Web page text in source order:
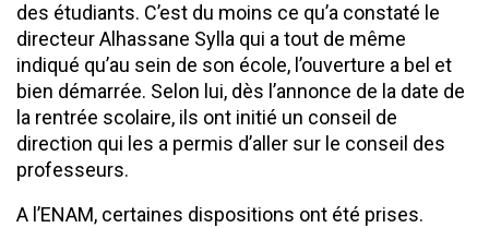
des étudiants. C’est du moins ce qu’a constaté le
directeur Alhassane Sylla qui a tout de même
indiqué qu’au sein de son école, l’ouverture a bel et
bien démarrée. Selon lui, dès l’annonce de la date de
la rentrée scolaire, ils ont initié un conseil de
direction qui les a permis d’aller sur le conseil des
professeurs.
A l’ENAM, certaines dispositions ont été prises.